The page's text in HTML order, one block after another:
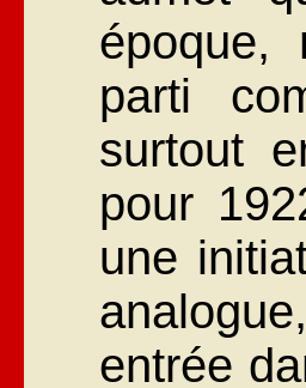
époque,
parti
surtout
pour
une
entrée